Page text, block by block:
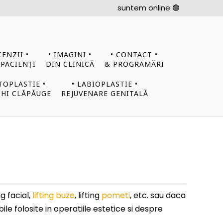
suntem online 🟢
•
• IMAGINI •
DIN CLINICĂ
• CONTACT •
& PROGRAMĂRI
•
CLĂPĂUGE
• LABIOPLASTIE •
REJUVENARE GENITALĂ
facial, lifting buze, lifting pometi, etc. sau daca
folosite in operatiile estetice si despre